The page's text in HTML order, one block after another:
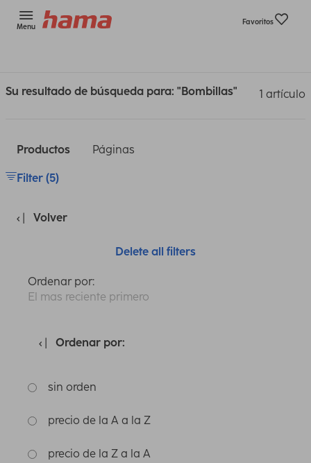
Menu
Favoritos
Su resultado de búsqueda para: "Bombillas" 1 artículo
Productos Páginas
Filter (5)
Volver
Delete all filters
Ordenar por:
El mas reciente primero
Ordenar por:
sin orden
precio de la A a la Z
precio de la Z a la A